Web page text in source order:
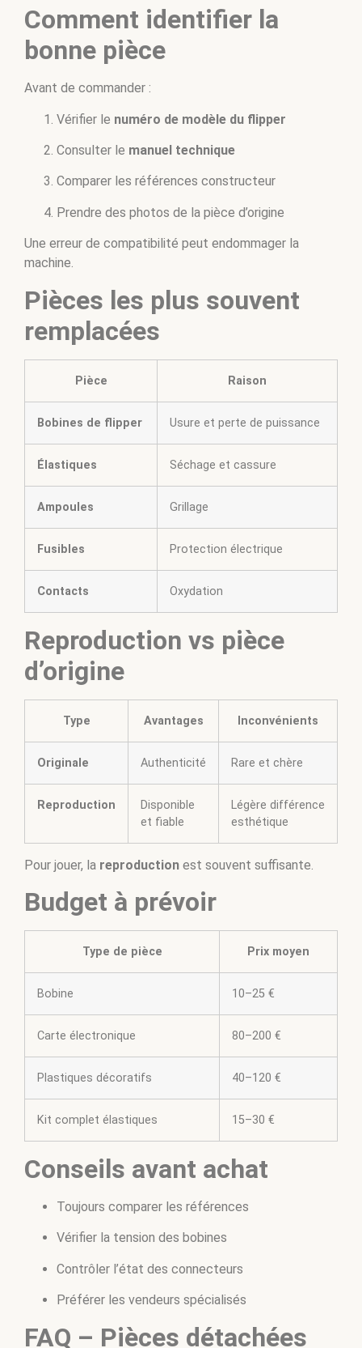
Comment identifier la
bonne pièce
Avant de commander :
Vérifier le numéro de modèle du flipper
Consulter le manuel technique
Comparer les références constructeur
Prendre des photos de la pièce d’origine
Une erreur de compatibilité peut endommager la
machine.
Pièces les plus souvent
remplacées
Pièce Raison
Bobines de flipper Usure et perte de puissance
Élastiques Séchage et cassure
Ampoules Grillage
Fusibles Protection électrique
Contacts Oxydation
Reproduction vs pièce
d’origine
Type Avantages Inconvénients
Originale Authenticité Rare et chère
Reproduction
Disponible
et fiable
Légère différence
esthétique
Pour jouer, la reproduction est souvent suffisante.
Budget à prévoir
Type de pièce Prix moyen
Bobine 10–25 €
Carte électronique 80–200 €
Plastiques décoratifs 40–120 €
Kit complet élastiques 15–30 €
Conseils avant achat
Toujours comparer les références
Vérifier la tension des bobines
Contrôler l’état des connecteurs
Préférer les vendeurs spécialisés
FAQ – Pièces détachées